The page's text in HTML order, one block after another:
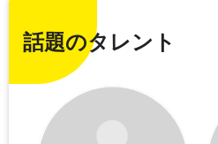
話題のタレント